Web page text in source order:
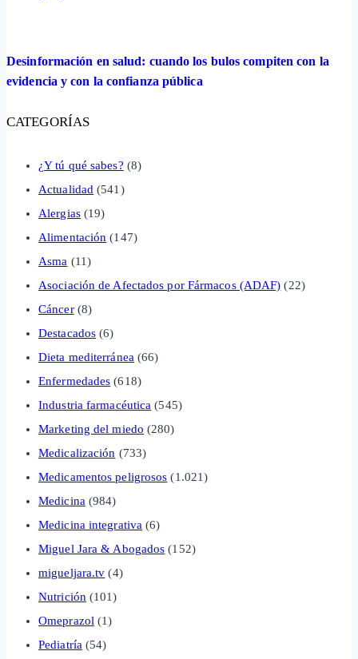
Desinformación en salud: cuando los bulos compiten con la
evidencia y con la confianza pública
CATEGORÍAS
¿Y tú qué sabes? (8)
Actualidad (541)
Alergias(19)
Alimentación (147)
Asma (11)
Asociación de Afectados por Fármacos (ADAF) (22)
Cáncer(8)
Destacados (6)
Dieta mediterránea (66)
Enfermedades (618)
Industria farmacéutica (545)
Marketing del miedo (280)
Medicalización (733)
Medicamentos peligrosos (1.021)
Medicina (984)
Medicina integrativa (6)
Miguel Jara & Abogados (152)
migueljara.tv (4)
Nutrición (101)
Omeprazol (1)
Pediatría (54)